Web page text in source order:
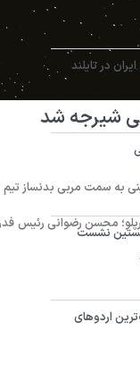
شیرجه شد
به سمت مربی بدنساز
محسن رضوانی
در تایلند
نشست
اردوهای